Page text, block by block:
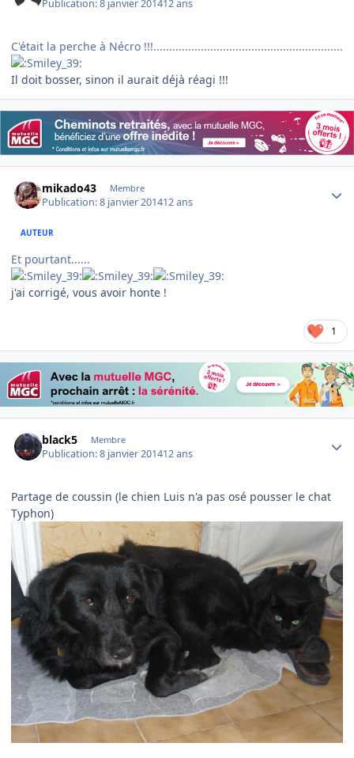
Publication:8 janvier 201412 ans
C'était la perche à Nécro !!!............................................................
Il doit bosser, sinon il aurait déjà réagi !!!
mikado43 Membre
Publication:8 janvier 201412 ans
AUTEUR
Et pourtant......
j'ai corrigé, vous avoir honte !
1
black5 Membre
Publication:8 janvier 201412 ans
Partage de coussin (le chien Luis n'a pas osé pousser le chat
Typhon)